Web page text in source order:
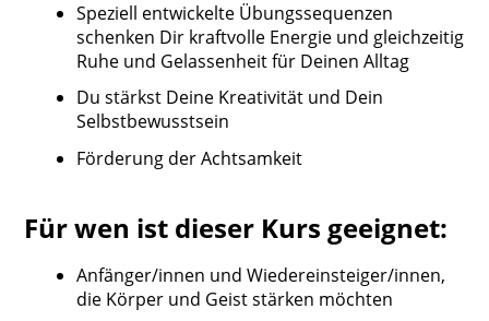
Speziell entwickelte Übungssequenzen
schenken Dir kraftvolle Energie und gleichzeitig
Ruhe und Gelassenheit für Deinen Alltag
Du stärkst Deine Kreativität und Dein
Selbstbewusstsein
Förderung der Achtsamkeit
Für wen ist dieser Kurs geeignet:
Anfänger/innen und Wiedereinsteiger/innen,
die Körper und Geist stärken möchten